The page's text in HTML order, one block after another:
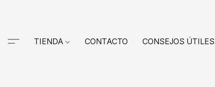
TIENDA CONTACTO CONSEJOS ÚTILES